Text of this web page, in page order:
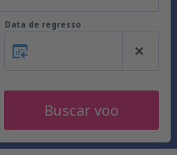
Data de regresso
Buscar voo